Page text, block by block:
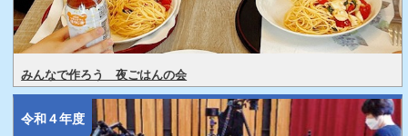
みんなで作ろう 夜ごはんの会
令和４年度